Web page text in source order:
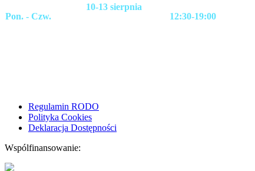
Pon. - Czw.
10-13 sierpnia
12:30-19:00
Regulamin RODO
Polityka Cookies
Deklaracja Dostępności
Wspólfinansowanie: